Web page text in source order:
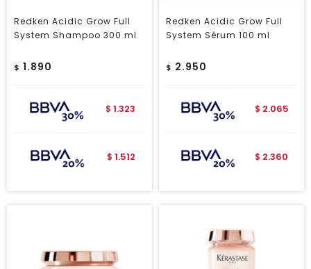
Redken Acidic Grow Full
System Shampoo 300 ml
$ 1.890
$ 1.323
$ 1.512
Redken Acidic Grow Full
System Sérum 100 ml
$ 2.950
$ 2.065
$ 2.360